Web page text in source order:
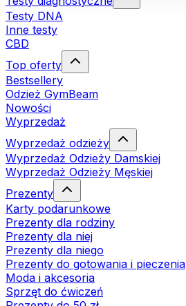
Testy DNA
Inne testy
CBD
Top oferty
Bestsellery
Odzież GymBeam
Nowości
Wyprzedaż
Wyprzedaż odzieży
Wyprzedaż Odzieży Damskiej
Wyprzedaż Odzieży Męskiej
Prezenty
Karty podarunkowe
Prezenty dla rodziny
Prezenty dla niej
Prezenty dla niego
Prezenty do gotowania i pieczenia
Moda i akcesoria
Sprzęt do ćwiczeń